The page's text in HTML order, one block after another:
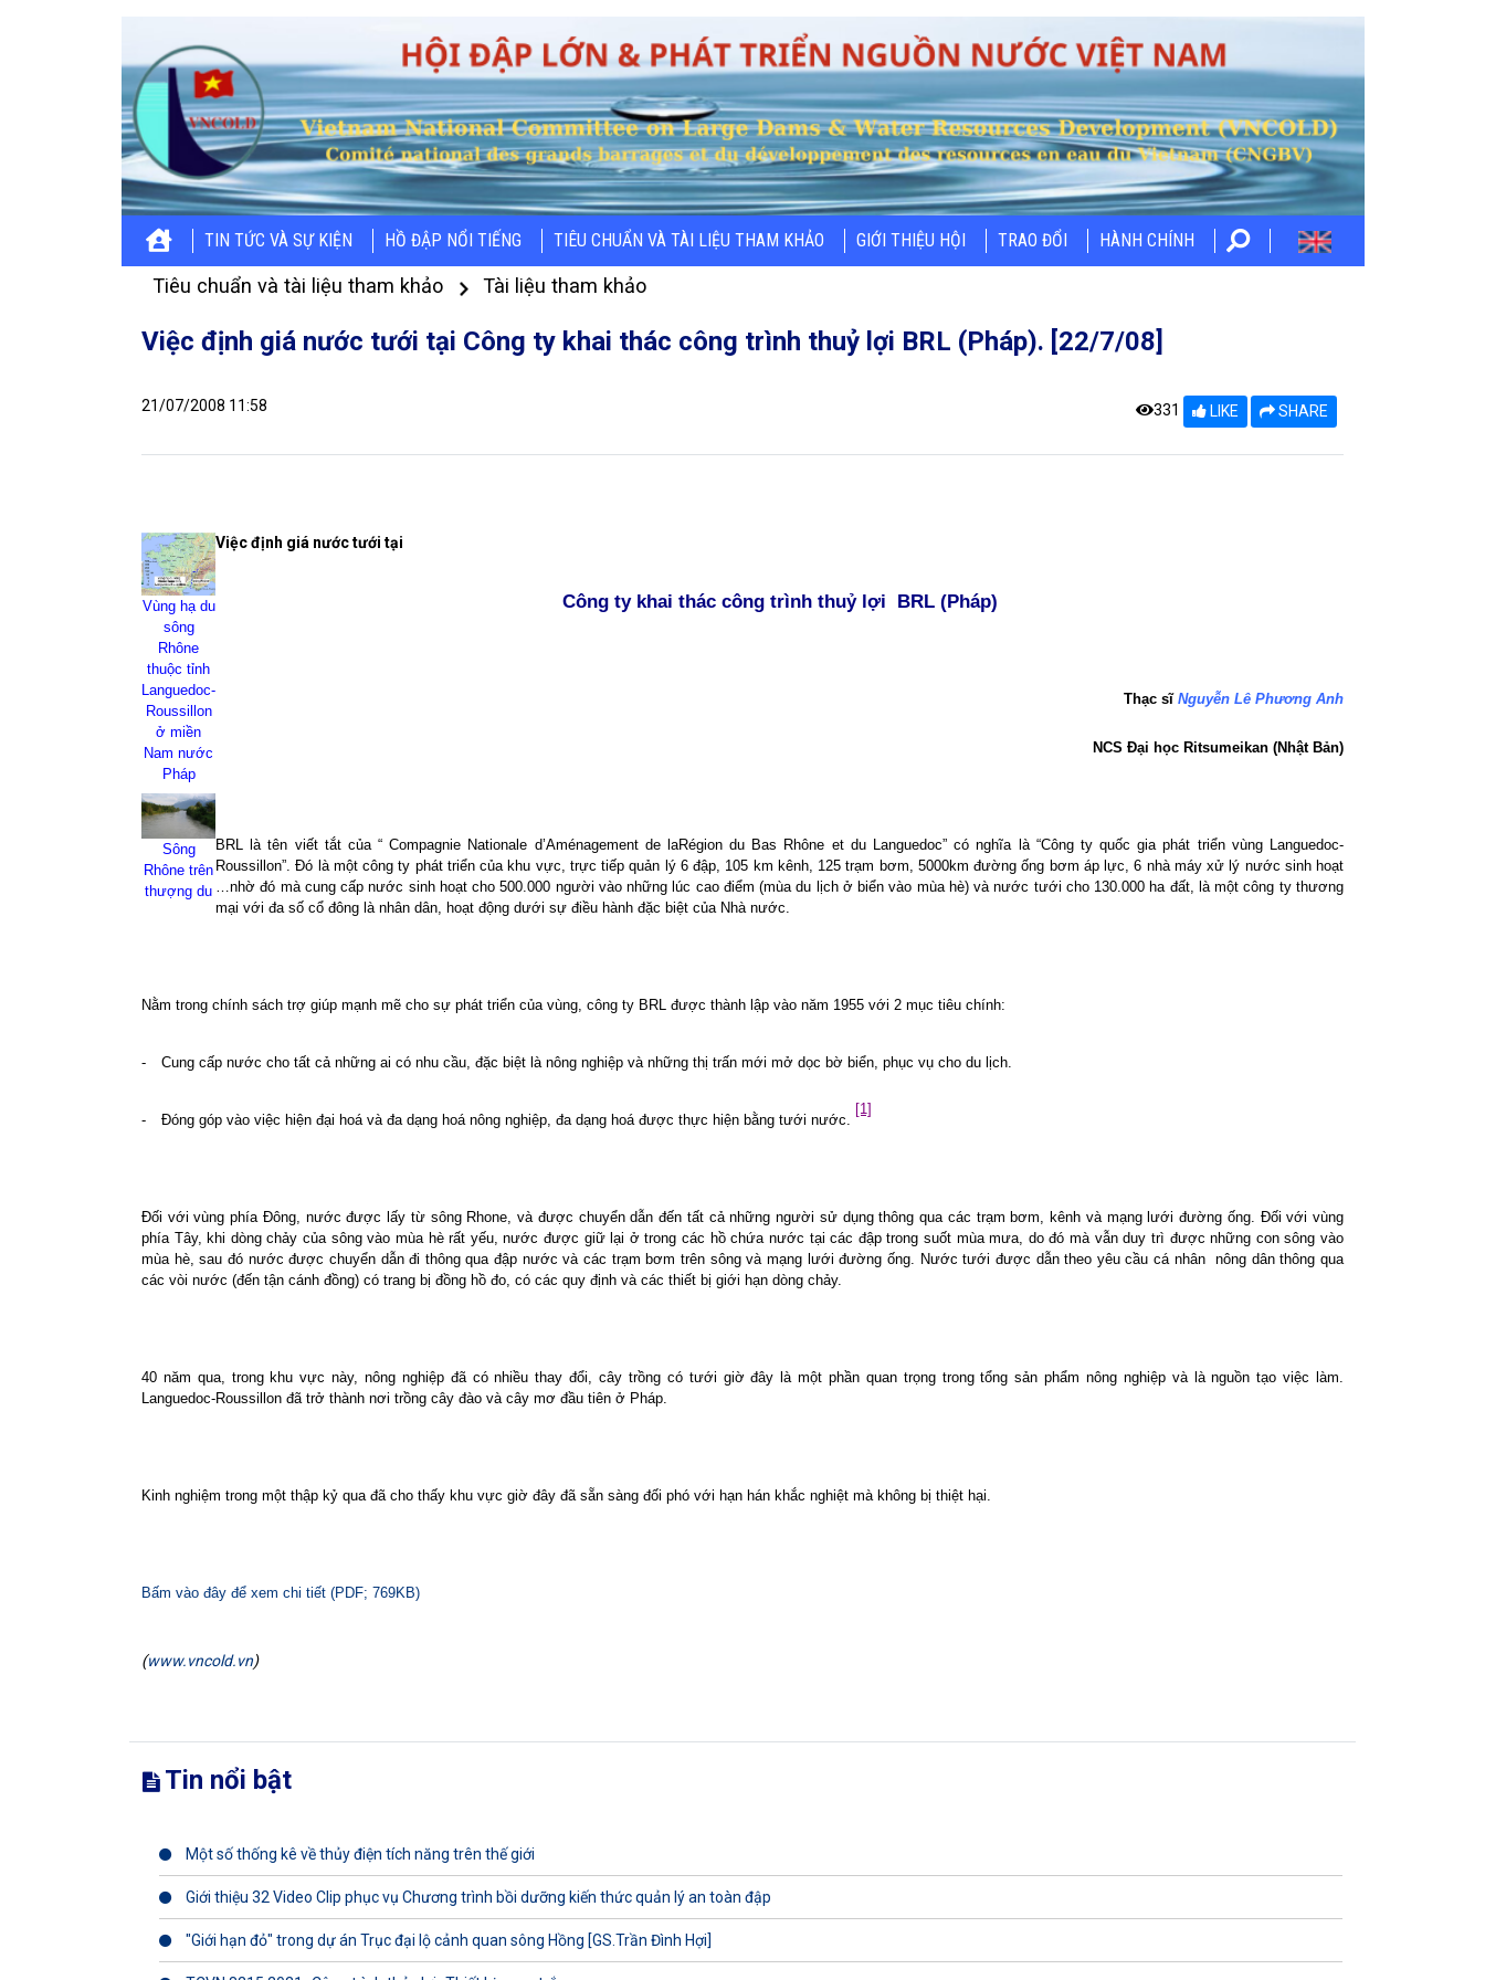
TIN TỨC VÀ SỰ KIỆN HỒ ĐẬP NỔI TIẾNG TIÊU CHUẨN VÀ TÀI LIỆU THAM KHẢO GIỚI THIỆU HỘI TRAO ĐỔI HÀNH CHÍNH
Tiêu chuẩn và tài liệu tham khảo Tài liệu tham khảo
Việc định giá nước tưới tại Công ty khai thác công trình thuỷ lợi BRL (Pháp). [22/7/08]
21/07/2008 11:58 331 LIKE SHARE
Vùng hạ du
sông
Rhône
thuộc tỉnh
Languedoc-
Roussillon
ở miền
Nam nước
Pháp
Sông
Rhône trên
thượng du
Việc định giá nước tưới tại
Công ty khai thác công trình thuỷ lợi BRL (Pháp)
Thạc sĩ Nguyễn Lê Phương Anh
NCS Đại học Ritsumeikan (Nhật Bản)
BRL là tên viết tắt của “ Compagnie Nationale d’Aménagement de laRégion du Bas Rhône et du Languedoc” có nghĩa là “Công ty quốc gia phát triển vùng Languedoc-
Roussillon”. Đó là một công ty phát triển của khu vực, trực tiếp quản lý 6 đập, 105 km kênh, 125 trạm bơm, 5000km đường ống bơm áp lực, 6 nhà máy xử lý nước sinh hoạt
…nhờ đó mà cung cấp nước sinh hoạt cho 500.000 người vào những lúc cao điểm (mùa du lịch ở biển vào mùa hè) và nước tưới cho 130.000 ha đất, là một công ty thương
mại với đa số cổ đông là nhân dân, hoạt động dưới sự điều hành đặc biệt của Nhà nước.
Nằm trong chính sách trợ giúp mạnh mẽ cho sự phát triển của vùng, công ty BRL được thành lập vào năm 1955 với 2 mục tiêu chính:
- Cung cấp nước cho tất cả những ai có nhu cầu, đặc biệt là nông nghiệp và những thị trấn mới mở dọc bờ biển, phục vụ cho du lịch.
- Đóng góp vào việc hiện đại hoá và đa dạng hoá nông nghiệp, đa dạng hoá được thực hiện bằng tưới nước.
[1]
Đối với vùng phía Đông, nước được lấy từ sông Rhone, và được chuyển dẫn đến tất cả những người sử dụng thông qua các trạm bơm, kênh và mạng lưới đường ống. Đối với vùng
phía Tây, khi dòng chảy của sông vào mùa hè rất yếu, nước được giữ lại ở trong các hồ chứa nước tại các đập trong suốt mùa mưa, do đó mà vẫn duy trì được những con sông vào
mùa hè, sau đó nước được chuyển dẫn đi thông qua đập nước và các trạm bơm trên sông và mạng lưới đường ống. Nước tưới được dẫn theo yêu cầu cá nhân
nông dân thông qua
các vòi nước (đến tận cánh đồng) có trang bị đồng hồ đo, có các quy định và các thiết bị giới hạn dòng chảy.
40 năm qua, trong khu vực này, nông nghiệp đã có nhiều thay đổi, cây trồng có tưới giờ đây là một phần quan trọng trong tổng sản phẩm nông nghiệp và là nguồn tạo việc làm.
Languedoc-Roussillon đã trở thành nơi trồng cây đào và cây mơ đầu tiên ở Pháp.
Kinh nghiệm trong một thập kỷ qua đã cho thấy khu vực giờ đây đã sẵn sàng đối phó với hạn hán khắc nghiệt mà không bị thiệt hại.
Bấm vào đây để xem chi tiết (PDF; 769KB)
(www.vncold.vn)
Tin nổi bật
Một số thống kê về thủy điện tích năng trên thế giới
Giới thiệu 32 Video Clip phục vụ Chương trình bồi dưỡng kiến thức quản lý an toàn đập
"Giới hạn đỏ" trong dự án Trục đại lộ cảnh quan sông Hồng [GS.Trần Đình Hợi]